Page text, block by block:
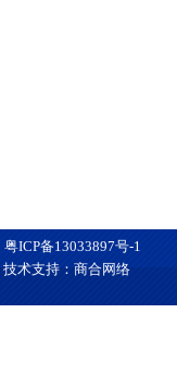
粤ICP备13033897号-1
技术支持：商合网络